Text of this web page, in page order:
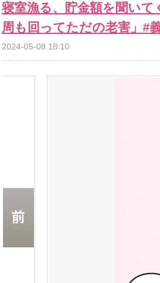
寝室漁る、貯金額を聞い
周も回ってただの老害」#
2024-05-08 18:10